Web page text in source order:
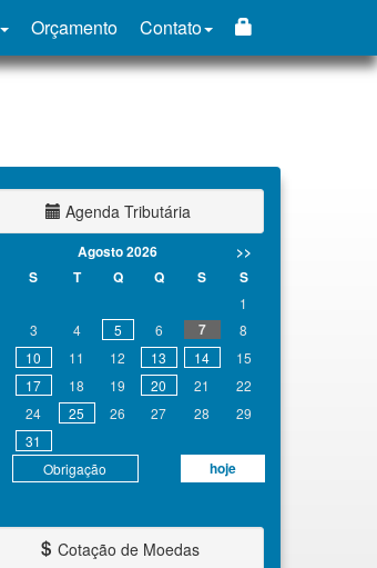
Orçamento Contato
Agenda Tributária
Agosto 2026
>>
S T Q Q S S
Obrigação hoje
1
3 4 5 6 7
8
10 11 12 13 14
15
17 18 19 20 21
22
24 25 26 27 28
29
31
Cotação de Moedas